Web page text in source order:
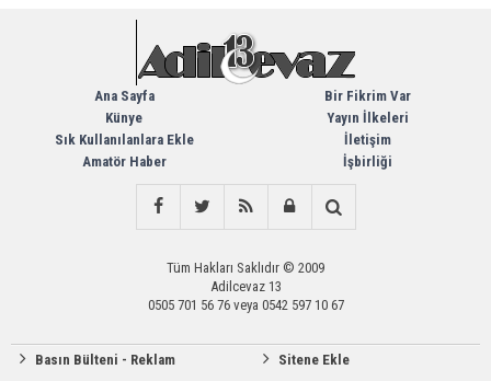
Ana Sayfa
Künye
Sık Kullanılanlara Ekle
Amatör Haber
Bir Fikrim Var
Yayın İlkeleri
İletişim
İşbirliği
Tüm Hakları Saklıdır © 2009
Adilcevaz 13
0505 701 56 76 veya 0542 597 10 67
Basın Bülteni - Reklam
Sitene Ekle